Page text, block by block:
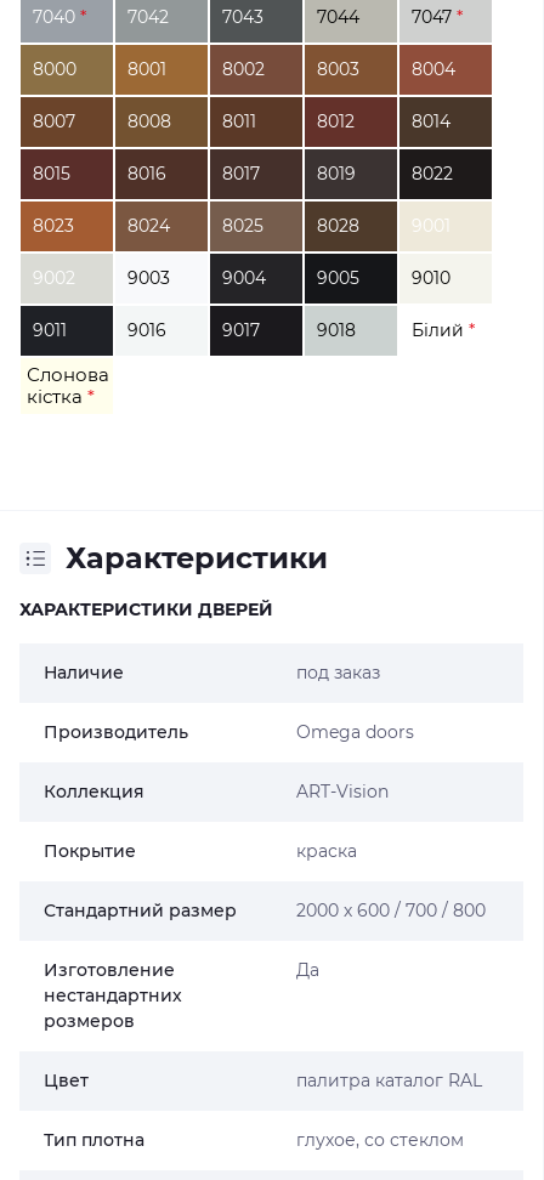
7040 * 7042 7043 7044 7047 *
8000 8001 8002 8003 8004
8007 8008 8011 8012 8014
8015 8016 8017 8019 8022
8023 8024 8025 8028 9001
9002 9003 9004 9005 9010
9011 9016 9017 9018 Білий *
Слонова
кістка *
Характеристики
ХАРАКТЕРИСТИКИ ДВЕРЕЙ
Наличие под заказ
Производитель Omega doors
Коллекция ART-Vision
Покрытие краска
Стандартний размер 2000 х 600 / 700 / 800
Изготовление
нестандартних
розмеров
Да
Цвет палитра каталог RAL
Тип плотна глухое, со стеклом